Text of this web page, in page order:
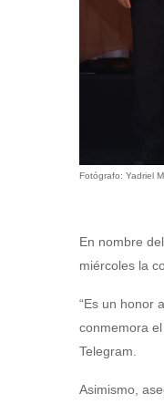
Fotógrafo: Yadriel
En nombre
miércoles la
“Es un honor
conmemora
Telegram.
Asimismo,